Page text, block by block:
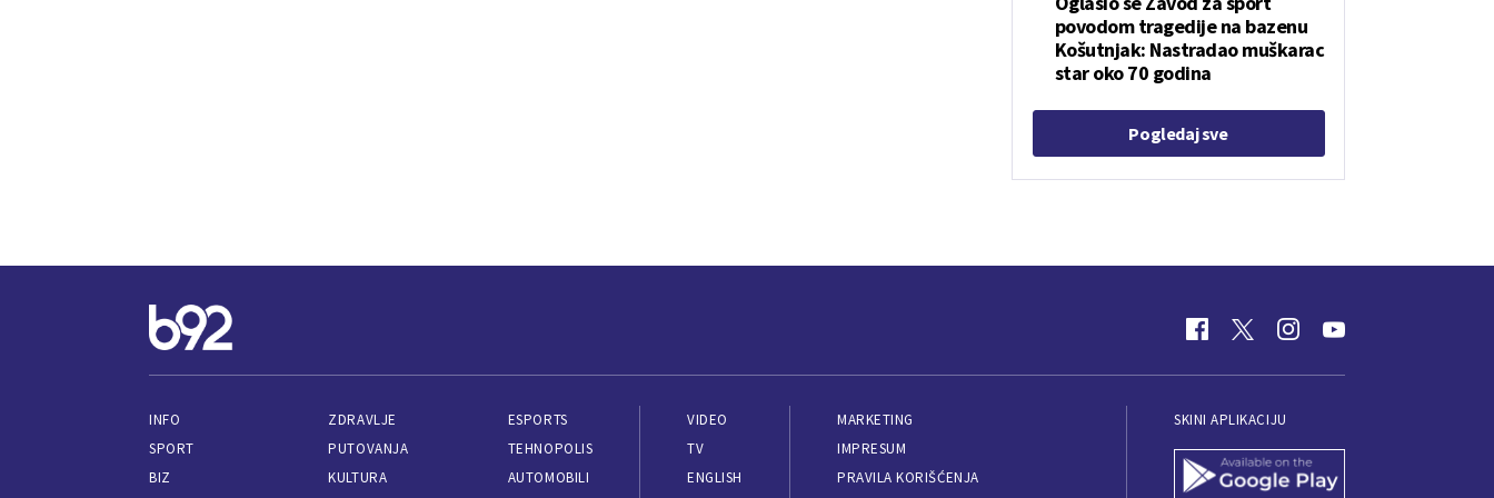
povodom tragedije na bazenu
Košutnjak: Nastradao muškarac
star oko 70 godina
Pogledaj sve
INFO
SPORT
BIZ
ZDRAVLJE
PUTOVANJA
KULTURA
ESPORTS
TEHNOPOLIS
AUTOMOBILI
VIDEO
TV
ENGLISH
MARKETING
IMPRESUM
PRAVILA KORIŠĆENJA
SKINI APLIKACIJU